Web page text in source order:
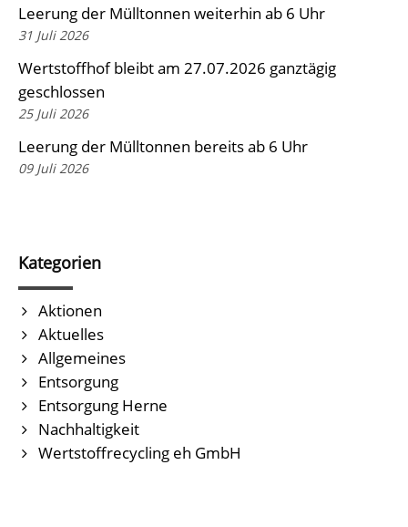
Leerung der Mülltonnen weiterhin ab 6 Uhr
31 Juli 2026
Wertstoffhof bleibt am 27.07.2026 ganztägig
geschlossen
25 Juli 2026
Leerung der Mülltonnen bereits ab 6 Uhr
09 Juli 2026
Kategorien
Aktionen
Aktuelles
Allgemeines
Entsorgung
Entsorgung Herne
Nachhaltigkeit
Wertstoffrecycling eh GmbH